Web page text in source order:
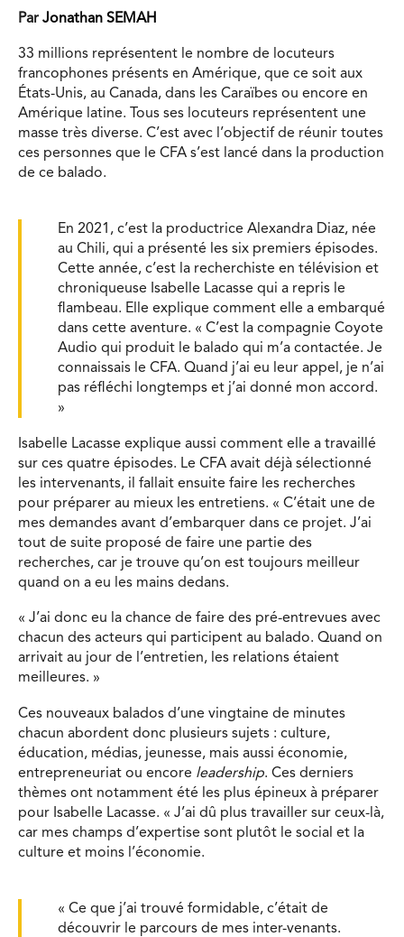
Par Jonathan SEMAH
33 millions représentent le nombre de locuteurs
francophones présents en Amérique, que ce soit aux
États-Unis, au Canada, dans les Caraïbes ou encore en
Amérique latine. Tous ses locuteurs représentent une
masse très diverse. C’est avec l’objectif de réunir toutes
ces personnes que le CFA s’est lancé dans la production
de ce balado.
En 2021, c’est la productrice Alexandra Diaz, née
au Chili, qui a présenté les six premiers épisodes.
Cette année, c’est la recherchiste en télévision et
chroniqueuse Isabelle Lacasse qui a repris le
flambeau. Elle explique comment elle a embarqué
dans cette aventure. « C’est la compagnie Coyote
Audio qui produit le balado qui m’a contactée. Je
connaissais le CFA. Quand j’ai eu leur appel, je n’ai
pas réfléchi longtemps et j’ai donné mon accord.
»
Isabelle Lacasse explique aussi comment elle a travaillé
sur ces quatre épisodes. Le CFA avait déjà sélectionné
les intervenants, il fallait ensuite faire les recherches
pour préparer au mieux les entretiens. « C’était une de
mes demandes avant d’embarquer dans ce projet. J’ai
tout de suite proposé de faire une partie des
recherches, car je trouve qu’on est toujours meilleur
quand on a eu les mains dedans.
« J’ai donc eu la chance de faire des pré-entrevues avec
chacun des acteurs qui participent au balado. Quand on
arrivait au jour de l’entretien, les relations étaient
meilleures. »
Ces nouveaux balados d’une vingtaine de minutes
chacun abordent donc plusieurs sujets : culture,
éducation, médias, jeunesse, mais aussi économie,
entrepreneuriat ou encore leadership. Ces derniers
thèmes ont notamment été les plus épineux à préparer
pour Isabelle Lacasse. « J’ai dû plus travailler sur ceux-là,
car mes champs d’expertise sont plutôt le social et la
culture et moins l’économie.
« Ce que j’ai trouvé formidable, c’était de
découvrir le parcours de mes inter-venants.